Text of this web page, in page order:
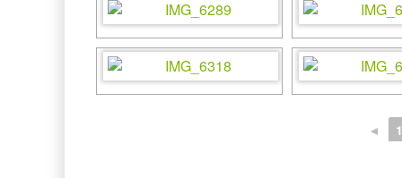
◄ 1